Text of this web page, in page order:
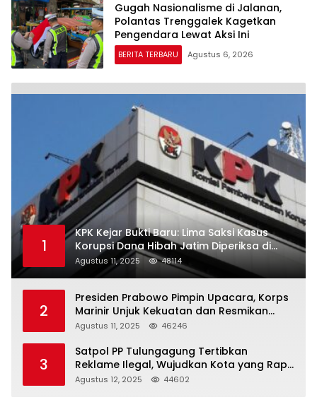
Gugah Nasionalisme di Jalanan,
Polantas Trenggalek Kagetkan
Pengendara Lewat Aksi Ini
BERITA TERBARU Agustus 6, 2026
1
KPK Kejar Bukti Baru: Lima Saksi Kasus
Korupsi Dana Hibah Jatim Diperiksa di
Trenggalek
Agustus 11, 2025 48114
2
Presiden Prabowo Pimpin Upacara, Korps
Marinir Unjuk Kekuatan dan Resmikan
Struktur Baru
Agustus 11, 2025 46246
3
Satpol PP Tulungagung Tertibkan
Reklame Ilegal, Wujudkan Kota yang Rapi
dan Indah
Agustus 12, 2025 44602